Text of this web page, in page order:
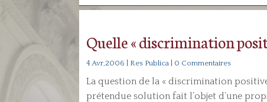
Quelle « discrimination
4 Avr,2006 Res Publica | 0 Commentaires
La question de la « discrimination
prétendue solution fait l’objet d’une